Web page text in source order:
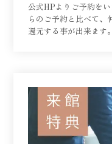
公式HPよりご予約を
らのご予約と比べて、
還元する事が出来ます。